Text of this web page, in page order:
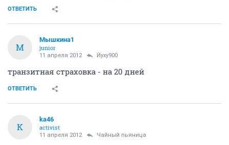
ОТВЕТИТЬ
М
Мышкина1
junior
11 апреля 2012 Йуху900
транзитная страховка - на 20 дней
ОТВЕТИТЬ
K
ka46
activist
11 апреля 2012 Чайный пьяница